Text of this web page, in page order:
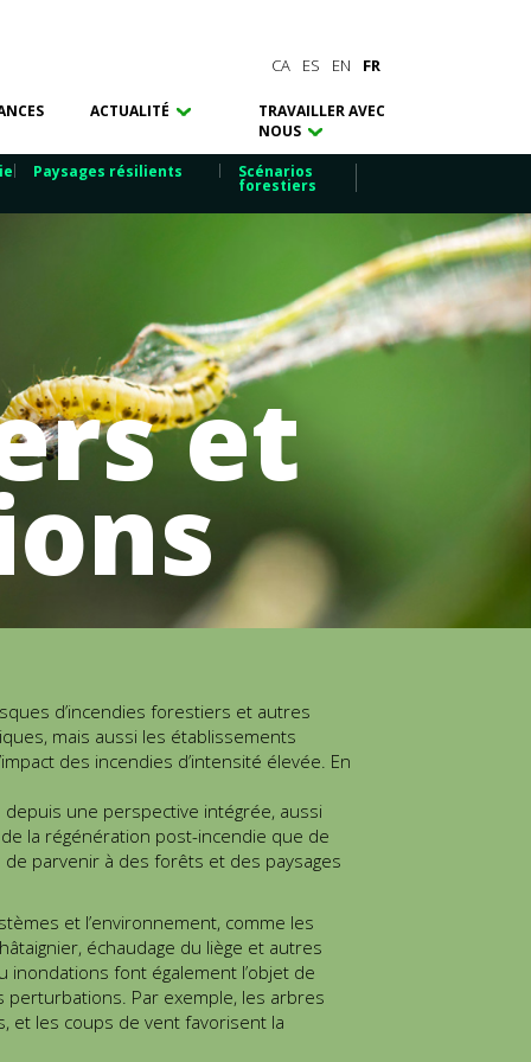
CA ES EN FR
ACTUALITÉ
TRAVAILLER AVEC
NOUS
Paysages résilients Scénarios
forestiers
et
d’incendies forestiers et autres
mais aussi les établissements
des incendies d’intensité élevée. En
depuis une perspective intégrée, aussi
la régénération post-incendie que de
parvenir à des forêts et des paysages
et l’environnement, comme les
échaudage du liège et autres
font également l’objet de
Par exemple, les arbres
et les coups de vent favorisent la